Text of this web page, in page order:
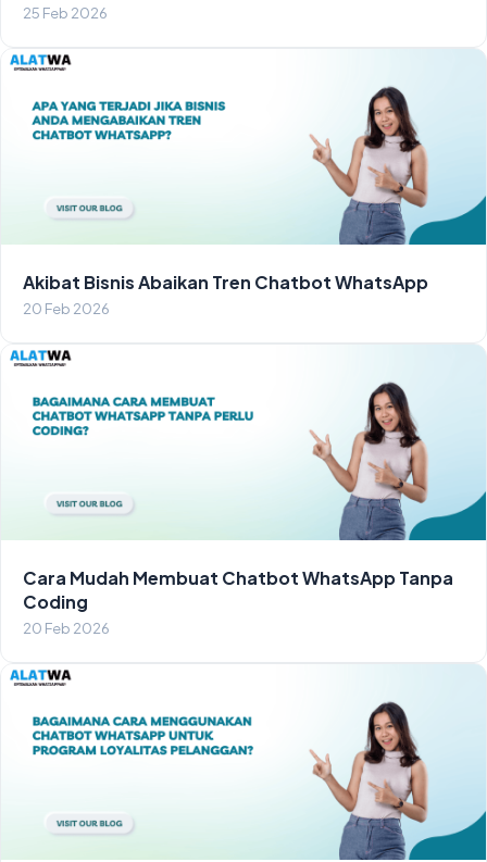
25 Feb 2026
Akibat Bisnis Abaikan Tren Chatbot WhatsApp
20 Feb 2026
Cara Mudah Membuat Chatbot WhatsApp Tanpa
Coding
20 Feb 2026